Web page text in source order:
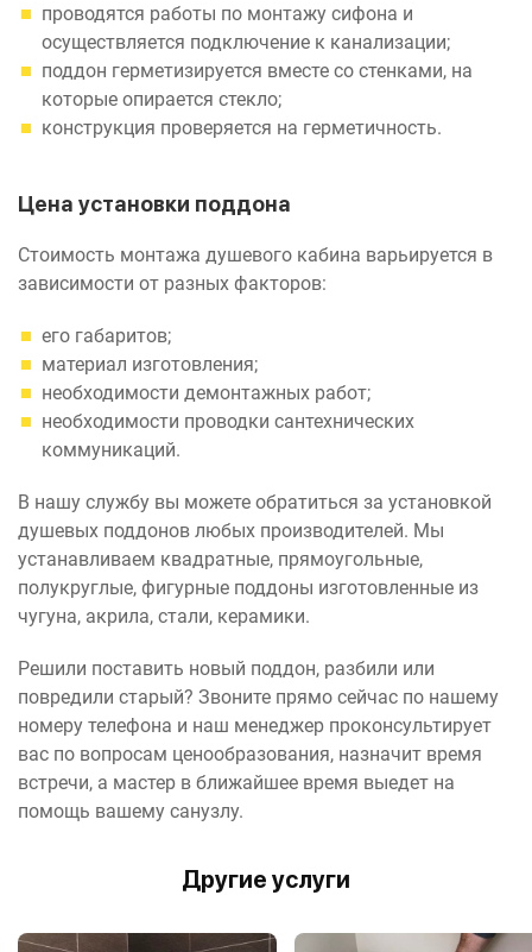
проводятся работы по монтажу сифона и
осуществляется подключение к канализации;
поддон герметизируется вместе со стенками, на
которые опирается стекло;
конструкция проверяется на герметичность.
Цена установки поддона
Стоимость монтажа душевого кабина варьируется в
зависимости от разных факторов:
его габаритов;
материал изготовления;
необходимости демонтажных работ;
необходимости проводки сантехнических
коммуникаций.
В нашу службу вы можете обратиться за установкой
душевых поддонов любых производителей. Мы
устанавливаем квадратные, прямоугольные,
полукруглые, фигурные поддоны изготовленные из
чугуна, акрила, стали, керамики.
Решили поставить новый поддон, разбили или
повредили старый? Звоните прямо сейчас по нашему
номеру телефона и наш менеджер проконсультирует
вас по вопросам ценообразования, назначит время
встречи, а мастер в ближайшее время выедет на
помощь вашему санузлу.
Другие услуги